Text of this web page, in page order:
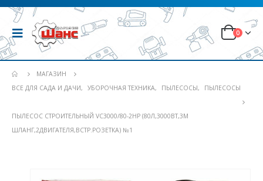
0
МАГАЗИН
ВСЕ ДЛЯ САДА И ДАЧИ, УБОРОЧНАЯ ТЕХНИКА, ПЫЛЕСОСЫ, ПЫЛЕСОСЫ
ПЫЛЕСОС СТРОИТЕЛЬНЫЙ VC3000/80-2HP (80Л,3000ВТ,3М
ШЛАНГ,2ДВИГАТЕЛЯ,ВСТР.РОЗЕТКА) №1